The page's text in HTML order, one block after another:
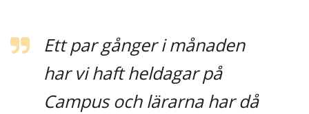
Ett par gånger i månaden
har vi haft heldagar på
Campus och lärarna har då